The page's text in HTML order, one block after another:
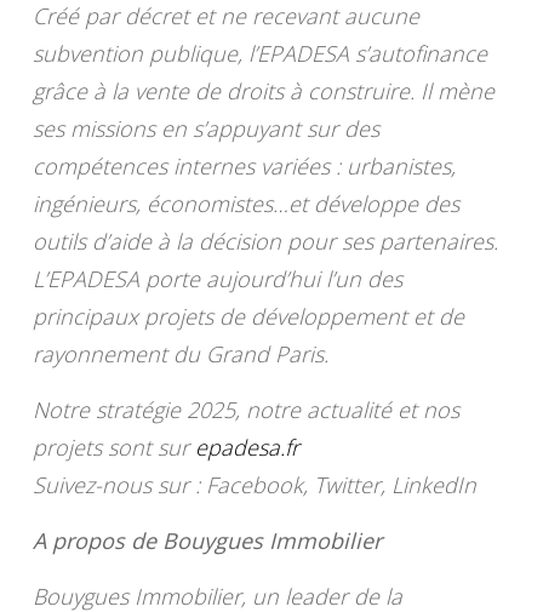
Créé par décret et ne recevant aucune
subvention publique, l’EPADESA s’autofinance
grâce à la vente de droits à construire. Il mène
ses missions en s’appuyant sur des
compétences internes variées : urbanistes,
ingénieurs, économistes…et développe des
outils d’aide à la décision pour ses partenaires.
L’EPADESA porte aujourd’hui l’un des
principaux projets de développement et de
rayonnement du Grand Paris.
Notre stratégie 2025, notre actualité et nos
projets sont sur epadesa.fr
Suivez-nous sur : Facebook, Twitter, LinkedIn
A propos de Bouygues Immobilier
Bouygues Immobilier, un leader de la